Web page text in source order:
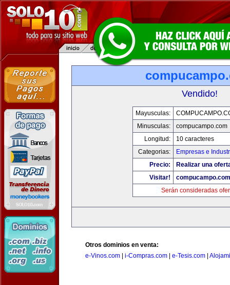
Vendido!
Mayusculas:
Minusculas:
compucampo.com
Longitud:
10 caracteres
Categorias:
Empresas e
Precio:
Realizar una
Visitar!
compucampo.com
Serán consideradas
Otros dominios en venta:
e-Vinos.com
i-Compras.com e-Tesis.com